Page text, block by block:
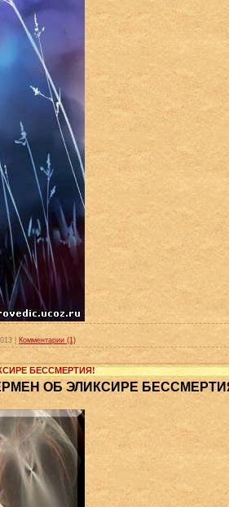
Комментарии (1)
БЕССМЕРТИЯ!
ОБ ЭЛИКСИРЕ